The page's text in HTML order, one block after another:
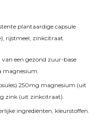
plantaardige capsule
rijstmeel, zinkcitraat.
een gezond zuur-base
magnesium.
250mg magnesium (uit
zink (uit zinkcitraat).
ingrediënten, kleurstoffen.